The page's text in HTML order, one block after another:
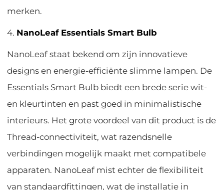
merken.
4. NanoLeaf Essentials Smart Bulb
NanoLeaf staat bekend om zijn innovatieve
designs en energie-efficiënte slimme lampen. De
Essentials Smart Bulb biedt een brede serie wit-
en kleurtinten en past goed in minimalistische
interieurs. Het grote voordeel van dit product is de
Thread-connectiviteit, wat razendsnelle
verbindingen mogelijk maakt met compatibele
apparaten. NanoLeaf mist echter de flexibiliteit
van standaardfittingen, wat de installatie in